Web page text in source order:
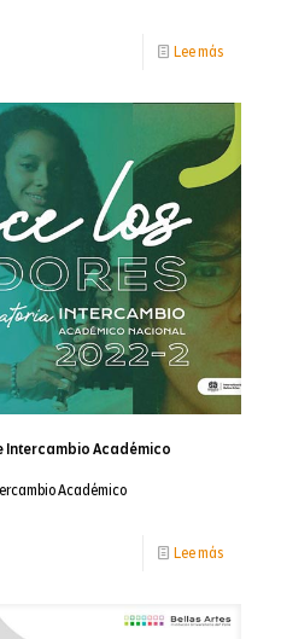
Lee más-
de
grados
Académico
Académico
Lee más-